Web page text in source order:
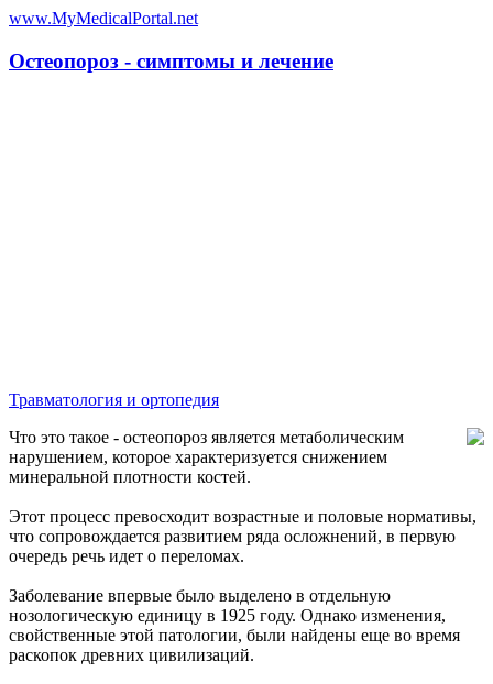
www.MyMedicalPortal.net
Остеопороз - симптомы и лечение
Травматология и ортопедия
Что это такое - остеопороз является метаболическим
нарушением, которое характеризуется снижением
минеральной плотности костей.
Этот процесс превосходит возрастные и половые нормативы,
что сопровождается развитием ряда осложнений, в первую
очередь речь идет о переломах.
Заболевание впервые было выделено в отдельную
нозологическую единицу в 1925 году. Однако изменения,
свойственные этой патологии, были найдены еще во время
раскопок древних цивилизаций.